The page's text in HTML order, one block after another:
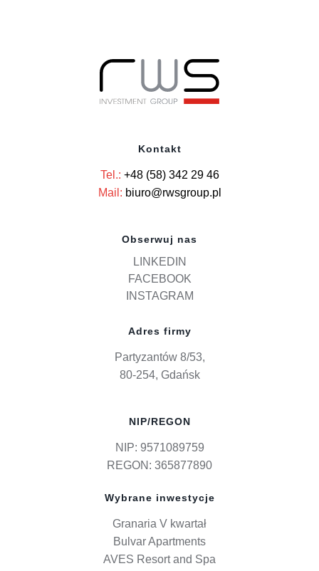
Kontakt
Tel.: +48 (58) 342 29 46
Mail: biuro@rwsgroup.pl
Obserwuj nas
LINKEDIN
FACEBOOK
INSTAGRAM
Adres firmy
Partyzantów 8/53,
80-254, Gdańsk
NIP/REGON
NIP: 9571089759
REGON: 365877890
Wybrane inwestycje
Granaria V kwartał
Bulvar Apartments
AVES Resort and Spa